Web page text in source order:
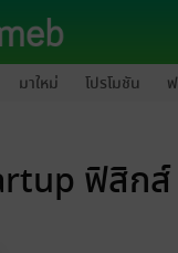
มาใหม่ โปรโมชัน
ฟิสิก